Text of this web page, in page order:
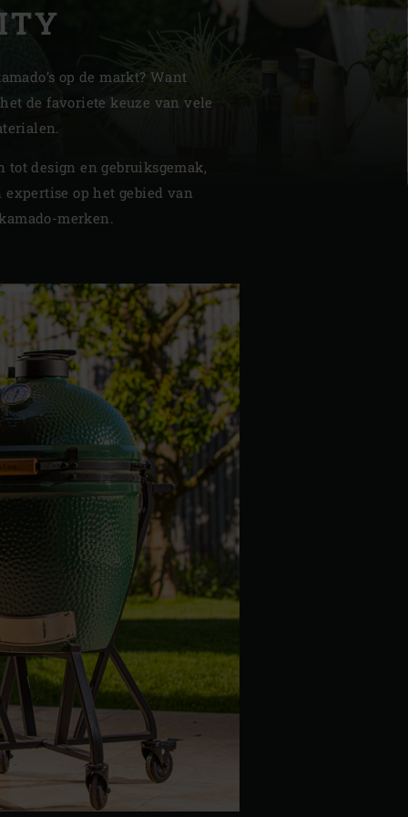
op de markt? Want
de favoriete keuze van vele
design en gebruiksgemak,
op het gebied van
merken.